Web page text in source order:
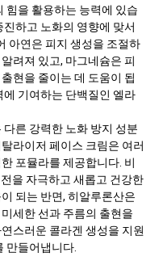
힘을 활용하는 능력에 있습
하고 노화의 영향에 맞서
아연은 피지 생성을 조절하
려져 있고, 마그네슘은 피
현을 줄이는 데 도움이 됩
기여하는 단백질인 엘라
른 강력한 노화 방지 성분
라이저 페이스 크림은 여러
포뮬라를 제공합니다. 비
을 자극하고 새롭고 건강한
되는 반면, 히알루론산은
세한 선과 주름의 출현을
스러운 콜라겐 생성을 지원
만들어냅니다.